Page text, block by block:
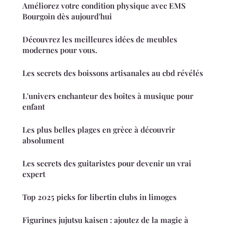
Améliorez votre condition physique avec EMS
Bourgoin dès aujourd'hui
Découvrez les meilleures idées de meubles
modernes pour vous.
Les secrets des boissons artisanales au cbd révélés
L'univers enchanteur des boîtes à musique pour
enfant
Les plus belles plages en grèce à découvrir
absolument
Les secrets des guitaristes pour devenir un vrai
expert
Top 2025 picks for libertin clubs in limoges
Figurines jujutsu kaisen : ajoutez de la magie à